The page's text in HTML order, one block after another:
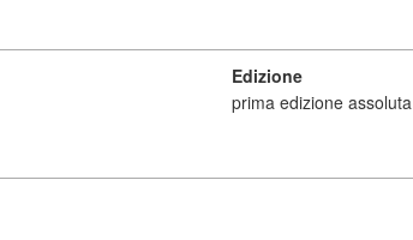
Edizione
prima edizione assoluta